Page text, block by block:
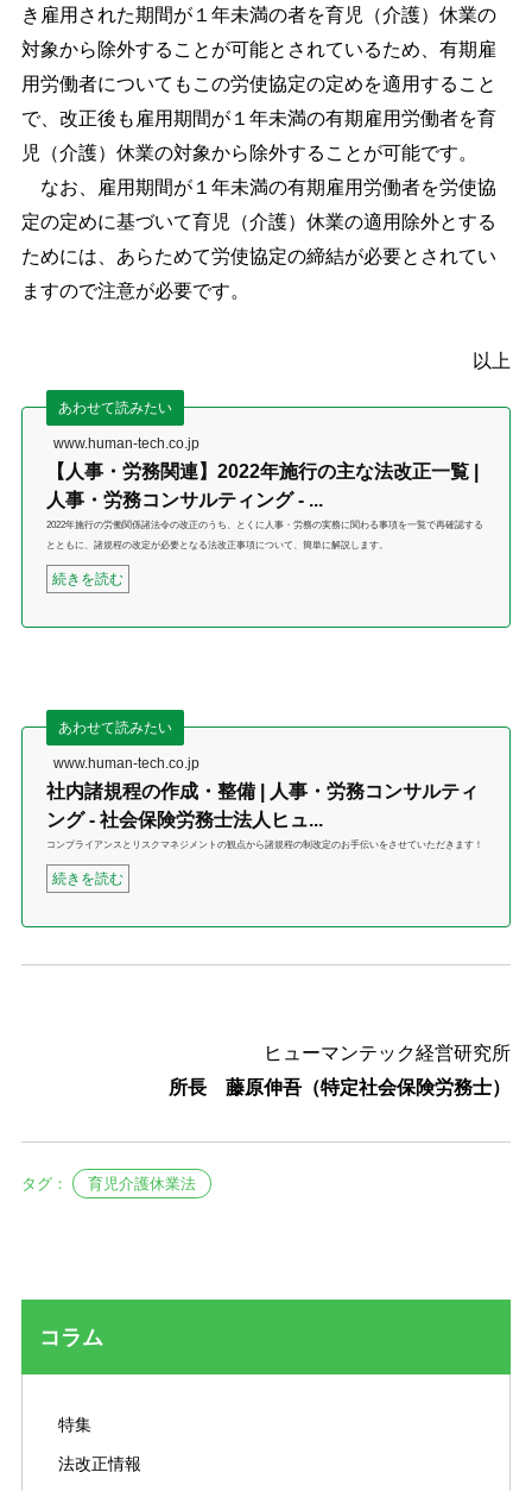
き雇用された期間が１年未満の者を育児（介護）休業の
対象から除外することが可能とされているため、有期雇
用労働者についてもこの労使協定の定めを適用すること
で、改正後も雇用期間が１年未満の有期雇用労働者を育
児（介護）休業の対象から除外することが可能です。
なお、雇用期間が１年未満の有期雇用労働者を労使協
定の定めに基づいて育児（介護）休業の適用除外とする
ためには、あらためて労使協定の締結が必要とされてい
ますので注意が必要です。
以上
www.human-tech.co.jp
あわせて読みたい
【人事・労務関連】2022年施行の主な法改正一覧 |
人事・労務コンサルティング - ...
2022年施行の労働関係諸法令の改正のうち、とくに人事・労務の実務に関わる事項を一覧で再確認する
とともに、諸規程の改定が必要となる法改正事項について、簡単に解説します。
続きを読む
www.human-tech.co.jp
あわせて読みたい
社内諸規程の作成・整備 | 人事・労務コンサルティ
ング - 社会保険労務士法人ヒュ...
コンプライアンスとリスクマネジメントの観点から諸規程の制改定のお手伝いをさせていただきます！
続きを読む
ヒューマンテック経営研究所
所長 藤原伸吾（特定社会保険労務士）
タグ： 育児介護休業法
コラム
特集
法改正情報